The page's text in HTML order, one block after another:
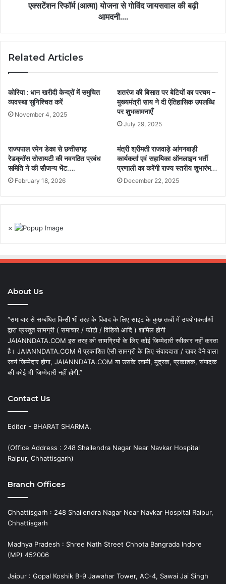
एक्सटेंशन रिफॉर्म (आत्मा) योजना से गोविंद जायसवाल की बढ़ी
आमदनी….
Related Articles
कोरिया : धान खरीदी केन्द्रों में समुचित
व्यवस्था सुनिश्चित करें
November 4, 2025
शतरंज की बिसात पर बेटियों का परचम –
मुख्यमंत्री साय ने दी ऐतिहासिक उपलब्धि
पर शुभकामनाएँ
July 29, 2025
राज्यपाल रमेन डेका से छत्तीसगढ़
रेडक्रॉस सोसायटी की नवगठित प्रबंध
समिति ने की सौजन्य भेंट….
February 18, 2026
मंत्री श्रीमती राजवाड़े आंगनबाड़ी
कार्यकर्ता एवं सहायिका ऑनलाइन भर्ती
प्रणाली का करेंगी राज्य स्तरीय शुभारंभ…
December 22, 2025
×
About Us
“समाचार से सम्बंधित किसी भी तरह के विवाद के लिए साइट के कुछ तत्वों में उपयोगकर्ताओं
द्वारा प्रस्तुत सामग्री ( समाचार / फोटो / विडियो आदि ) शामिल होगी
JAIANNDATA.COM इस तरह की सामग्रियों के लिए कोई जिम्मेदारी स्वीकार नहीं करता
है। JAIANNDATA.COM में प्रकाशित ऐसी सामग्री के लिए संवाददाता / खबर देने वाला
स्वयं जिम्मेदार होगा, JAIANNDATA.COM या उसके स्वामी, मुद्रक, प्रकाशक, संपादक
की कोई भी जिम्मेदारी नहीं होगी.”
Contact Us
Editor - BHARAT SHARMA,
(Office Address : 248 Shailendra Nagar Near Navkar Hospital
Raipur, Chhattisgarh)
Branch Offices
Chhattisgarh : 248 Shailendra Nagar Near Navkar Hospital Raipur,
Chhattisgarh
Madhya Pradesh : Shree Nath Street Chhota Bangrada Indore
(MP) 452006
Jaipur : Gopal Koshik B-9 Jawahar Tower, AC-4, Sawai Jai Singh